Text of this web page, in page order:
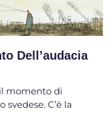
Dell’audacia
momento di
C’è la